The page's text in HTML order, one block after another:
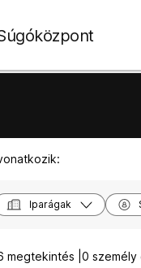
Iparágak
megtekintés | 0 személy